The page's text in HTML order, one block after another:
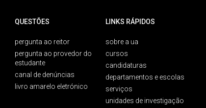
QUESTÕES
pergunta ao reitor
pergunta ao provedor do
estudante
canal de denúncias
livro amarelo eletrónico
LINKS RÁPIDOS
sobre a ua
cursos
candidaturas
departamentos e escolas
serviços
unidades de investigação